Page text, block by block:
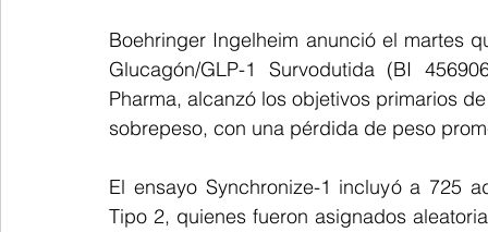
Boehringer Ingelheim anunció el martes
Glucagón/GLP-1 Survodutida (BI
Pharma, alcanzó los objetivos primarios
sobrepeso, con una pérdida de peso
El ensayo Synchronize-1 incluyó a 725
Tipo 2, quienes fueron asignados